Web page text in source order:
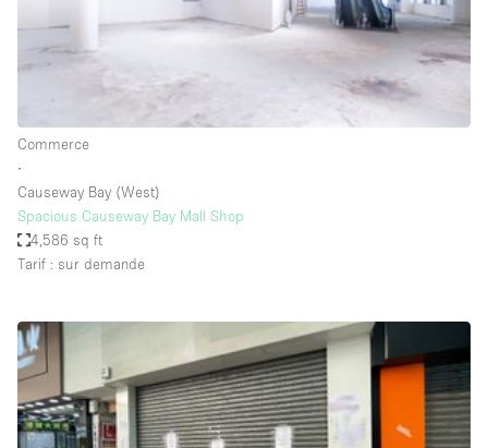
Espace Brut
Espace Epuré / Minimaliste
Exposition Véhicules
Internet
Licence Alcool
Lumière du Jour
Parking Privé
Portants
Presentoir Vitrine
Commerce
∙
Causeway Bay (West)
Spacious Causeway Bay Mall Shop
4,586 sq ft
Tarif : sur demande